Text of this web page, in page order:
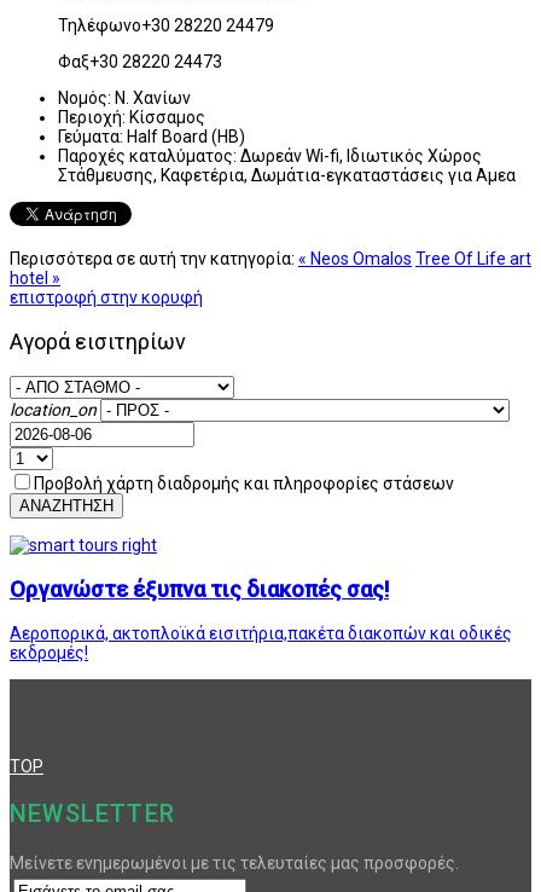
Τηλέφωνο+30 28220 24479
Φαξ+30 28220 24473
Νομός: Ν. Χανίων
Περιοχή: Κίσσαμος
Γεύματα: Half Board (HB)
Παροχές καταλύματος: Δωρεάν Wi-fi, Ιδιωτικός Χώρος
Στάθμευσης, Καφετέρια, Δωμάτια-εγκαταστάσεις για Αμεα
Περισσότερα σε αυτή την κατηγορία: « Neos Omalos Tree Of Life art
hotel »
επιστροφή στην κορυφή
Αγορά εισιτηρίων
location_on
Προβολή χάρτη διαδρομής και πληροφορίες στάσεων
ΑΝΑΖΗΤΗΣΗ
Οργανώστε έξυπνα τις διακοπές σας!
Αεροπορικά, ακτοπλοϊκά εισιτήρια,πακέτα διακοπών και οδικές
εκδρομές!
TOP
NEWSLETTER
Μείνετε ενημερωμένοι με τις τελευταίες μας προσφορές.